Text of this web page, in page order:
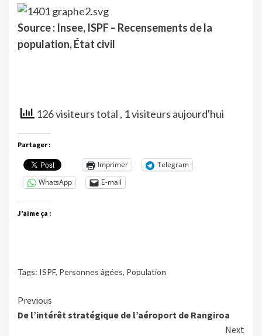
Source : Insee, ISPF – Recensements de la
population, État civil
126 visiteurs total , 1 visiteurs aujourd'hui
Partager :
Imprimer
Telegram
WhatsApp
E-mail
J’aime ça :
Tags: ISPF, Personnes âgées, Population
Continue
Reading
Previous
De l’intérêt stratégique de l’aéroport de Rangiroa
Next